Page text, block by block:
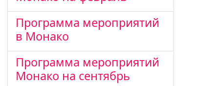
Программа мероприятий
в Монако
Программа мероприятий
Монако на сентябрь